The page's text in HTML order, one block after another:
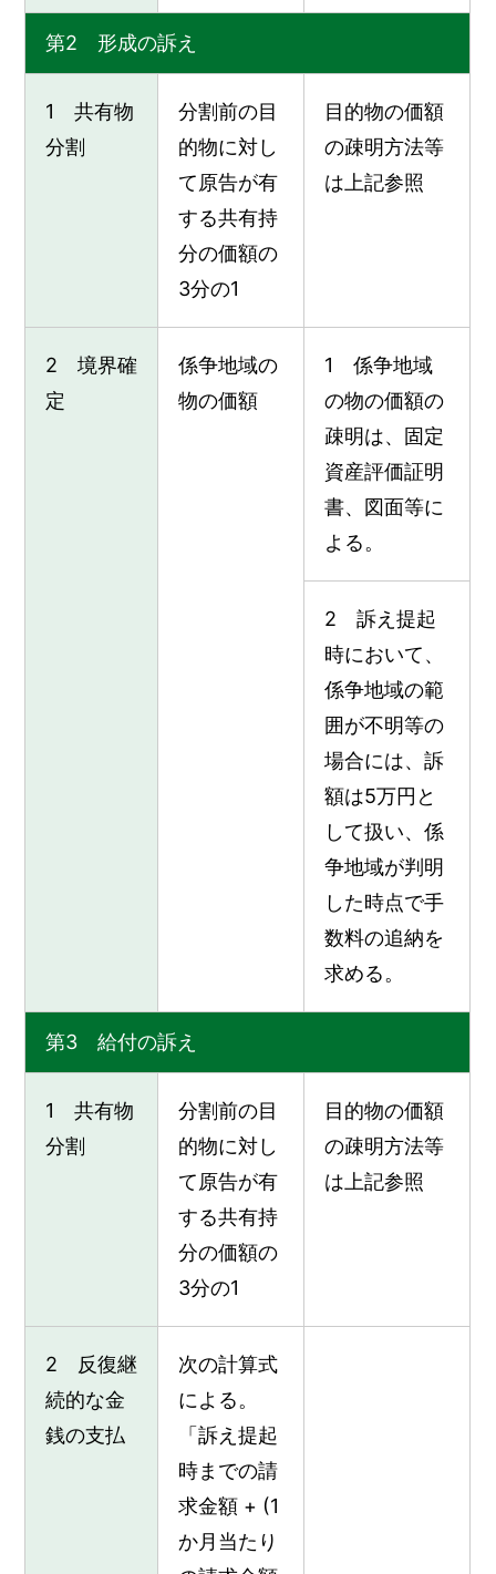
第2 形成の訴え
1 共有物
分割
分割前の目
的物に対し
て原告が有
する共有持
分の価額の
3分の1
目的物の価額
の疎明方法等
は上記参照
2 境界確
定
係争地域の
物の価額
1 係争地域
の物の価額の
疎明は、固定
資産評価証明
書、図面等に
よる。
2 訴え提起
時において、
係争地域の範
囲が不明等の
場合には、訴
額は5万円と
して扱い、係
争地域が判明
した時点で手
数料の追納を
求める。
第3 給付の訴え
1 共有物
分割
分割前の目
的物に対し
て原告が有
する共有持
分の価額の
3分の1
目的物の価額
の疎明方法等
は上記参照
2 反復継
続的な金
銭の支払
次の計算式
による。
「訴え提起
時までの請
求金額 + (1
か月当たり